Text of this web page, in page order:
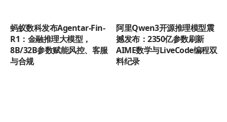
蚂蚁数科发布Agentar-Fin-
R1：金融推理大模型，
8B/32B参数赋能风控、客服
与合规
阿里Qwen3开源推理模型震
撼发布：2350亿参数刷新
AIME数学与LiveCode编程双
料纪录